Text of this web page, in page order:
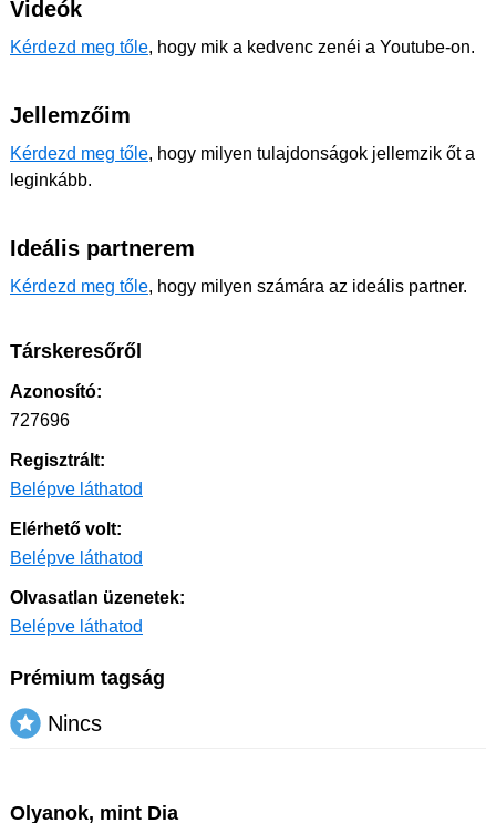
Videók
Kérdezd meg tőle, hogy mik a kedvenc zenéi a Youtube-on.
Jellemzőim
Kérdezd meg tőle, hogy milyen tulajdonságok jellemzik őt a
leginkább.
Ideális partnerem
Kérdezd meg tőle, hogy milyen számára az ideális partner.
Társkeresőről
Azonosító:
727696
Regisztrált:
Belépve láthatod
Elérhető volt:
Belépve láthatod
Olvasatlan üzenetek:
Belépve láthatod
Prémium tagság
Nincs
Olyanok, mint Dia